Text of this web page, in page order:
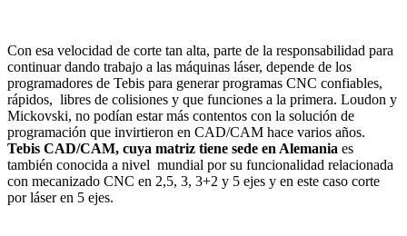
Con esa velocidad de corte tan alta, parte de la responsabilidad para
continuar dando trabajo a las máquinas láser, depende de los
programadores de Tebis para generar programas CNC confiables,
rápidos, libres de colisiones y que funciones a la primera. Loudon y
Mickovski, no podían estar más contentos con la solución de
programación que invirtieron en CAD/CAM hace varios años.
Tebis CAD/CAM, cuya matriz tiene sede en Alemania es
también conocida a nivel mundial por su funcionalidad relacionada
con mecanizado CNC en 2,5, 3, 3+2 y 5 ejes y en este caso corte
por láser en 5 ejes.